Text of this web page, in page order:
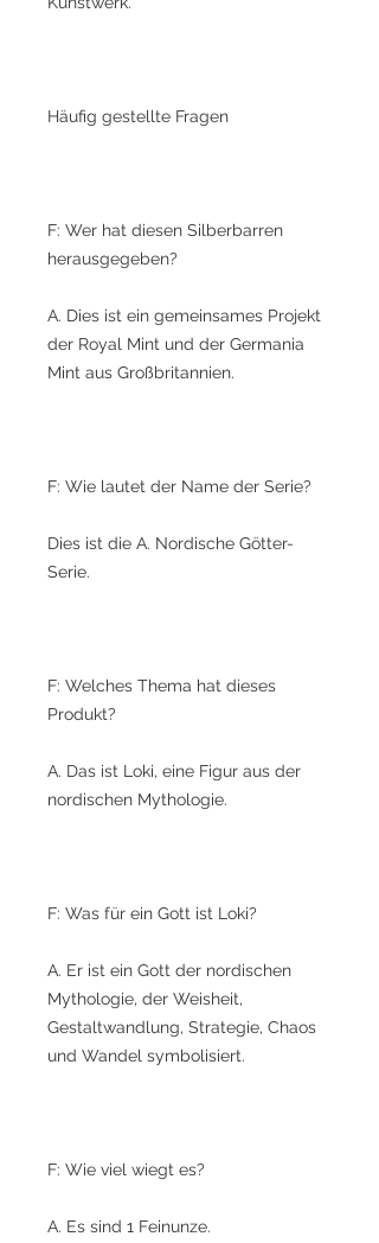
Häufig gestellte Fragen
F: Wer hat diesen Silberbarren
herausgegeben?
A. Dies ist ein gemeinsames Projekt
der Royal Mint und der Germania
Mint aus Großbritannien.
F: Wie lautet der Name der Serie?
Dies ist die A. Nordische Götter-
Serie.
F: Welches Thema hat dieses
Produkt?
A. Das ist Loki, eine Figur aus der
nordischen Mythologie.
F: Was für ein Gott ist Loki?
A. Er ist ein Gott der nordischen
Mythologie, der Weisheit,
Gestaltwandlung, Strategie, Chaos
und Wandel symbolisiert.
F: Wie viel wiegt es?
A. Es sind 1 Feinunze.